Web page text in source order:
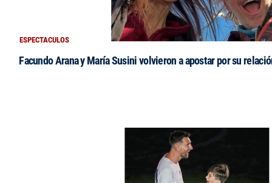
ESPECTACULOS
Facundo Arana y María Susini volvieron a apostar por su